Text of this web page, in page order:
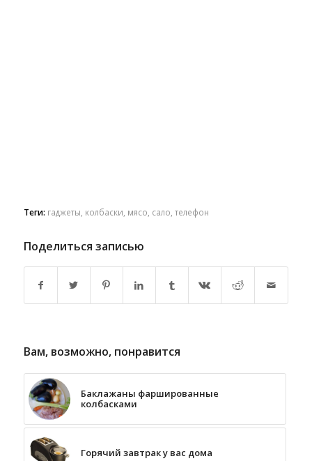
Теги: гаджеты колбаски мясо сало телефон
Поделиться записью
Вам, возможно, понравится
Баклажаны фаршированные
колбасками
Горячий завтрак у вас дома